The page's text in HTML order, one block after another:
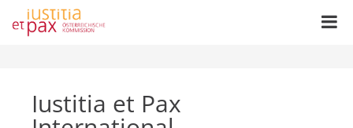
Iustitia et Pax